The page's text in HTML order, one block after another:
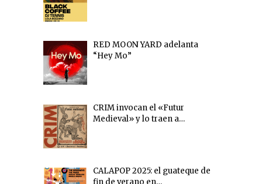
RED MOON YARD adelanta
“Hey Mo”
CRIM invocan el «Futur
Medieval» y lo traen a…
CALAPOP 2025: el guateque de